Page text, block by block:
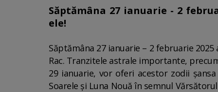
Săptămâna 27 ianuarie - 2
ele!
Săptămâna 27 ianuarie – 2 februarie
Rac. Tranzitele astrale importante,
29 ianuarie, vor oferi acestor zodii
Soarele și Luna Nouă în semnul